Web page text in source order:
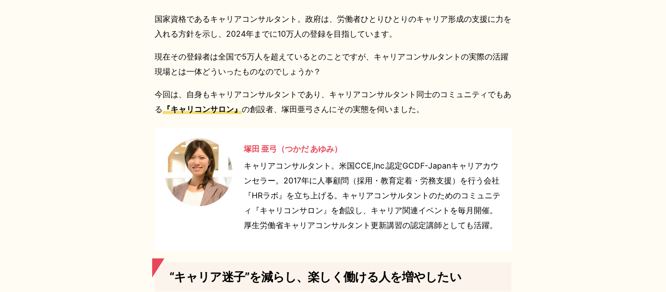
国家資格であるキャリアコンサルタント。政府は、労働者ひとりひとりのキャリア形成の支援に力を
入れる方針を示し、2024年までに10万人の登録を目指しています。
現在その登録者は全国で5万人を超えているとのことですが、キャリアコンサルタントの実際の活躍
現場とは一体どういったものなのでしょうか？
今回は、自身もキャリアコンサルタントであり、キャリアコンサルタント同士のコミュニティでもあ
る『キャリコンサロン』の創設者、塚田亜弓さんにその実態を伺いました。
塚田 亜弓（つかだ あゆみ）
キャリアコンサルタント。米国CCE,Inc.認定GCDF-Japanキャリアカウ
ンセラー。2017年に人事顧問（採用・教育定着・労務支援）を行う会社
『HRラボ』を立ち上げる。キャリアコンサルタントのためのコミュニテ
ィ『キャリコンサロン』を創設し、キャリア関連イベントを毎月開催。
厚生労働省キャリアコンサルタント更新講習の認定講師としても活躍。
“キャリア迷子”を減らし、楽しく働ける人を増やしたい